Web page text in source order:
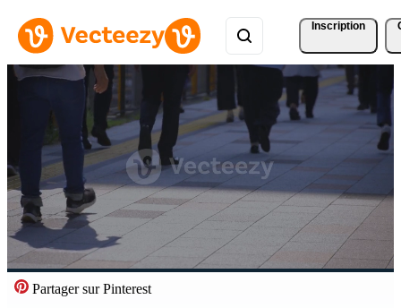
Inscription
Partager sur Pinterest